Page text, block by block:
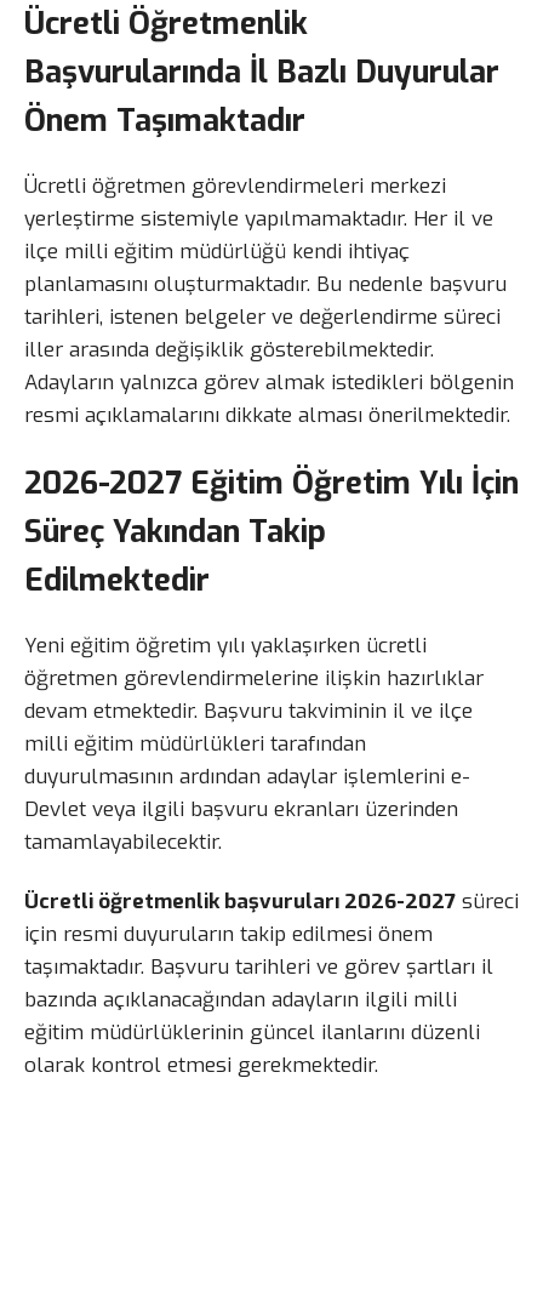
Ücretli Öğretmenlik
Başvurularında İl Bazlı Duyurular
Önem Taşımaktadır
Ücretli öğretmen görevlendirmeleri merkezi
yerleştirme sistemiyle yapılmamaktadır. Her il ve
ilçe milli eğitim müdürlüğü kendi ihtiyaç
planlamasını oluşturmaktadır. Bu nedenle başvuru
tarihleri, istenen belgeler ve değerlendirme süreci
iller arasında değişiklik gösterebilmektedir.
Adayların yalnızca görev almak istedikleri bölgenin
resmi açıklamalarını dikkate alması önerilmektedir.
2026-2027 Eğitim Öğretim Yılı İçin
Süreç Yakından Takip
Edilmektedir
Yeni eğitim öğretim yılı yaklaşırken ücretli
öğretmen görevlendirmelerine ilişkin hazırlıklar
devam etmektedir. Başvuru takviminin il ve ilçe
milli eğitim müdürlükleri tarafından
duyurulmasının ardından adaylar işlemlerini e-
Devlet veya ilgili başvuru ekranları üzerinden
tamamlayabilecektir.
Ücretli öğretmenlik başvuruları 2026-2027 süreci
için resmi duyuruların takip edilmesi önem
taşımaktadır. Başvuru tarihleri ve görev şartları il
bazında açıklanacağından adayların ilgili milli
eğitim müdürlüklerinin güncel ilanlarını düzenli
olarak kontrol etmesi gerekmektedir.